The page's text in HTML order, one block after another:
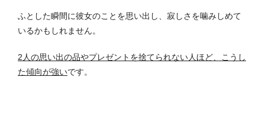
ふとした瞬間に彼女のことを思い出し、寂しさを噛みしめて
いるかもしれません。
2人の思い出の品やプレゼントを捨てられない人ほど、こうし
た傾向が強いです。